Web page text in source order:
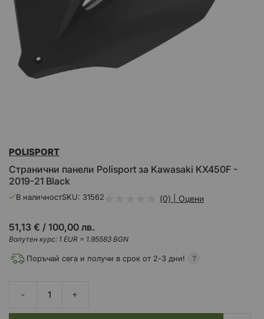
към
на
галерия
със
Странични панели Polisport за Kawasaki KX450F -
2019-21 Black
POLISPORT
В наличностSKU 31562 (0) | Оцени
51,13 € / 100,00 лв.
Валутен курс: 1 EUR = 1.95583 BGN
Поръчай сега и получи в срок от 2-3 дни!